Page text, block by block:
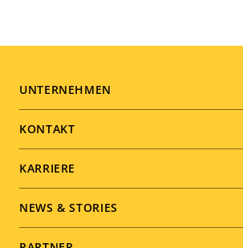
Footer
menu
UNTERNEHMEN
KONTAKT
KARRIERE
NEWS & STORIES